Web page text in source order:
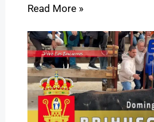
Read More »